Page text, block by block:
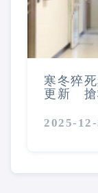
寒冬猝
更新 搶
2025-